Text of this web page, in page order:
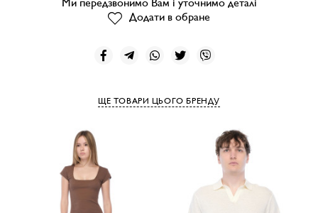
Ми передзвонимо Вам і уточнимо деталі
Додати в обране
ЩЕ ТОВАРИ ЦЬОГО БРЕНДУ